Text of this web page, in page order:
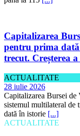
Capitalizarea
pentru prima
trecut. Creșterea
ACTUALITATE
28 iulie 2026
Capitalizarea Bursei de
sistemul multilateral de
dată în istorie [...]
ACTUALITATE